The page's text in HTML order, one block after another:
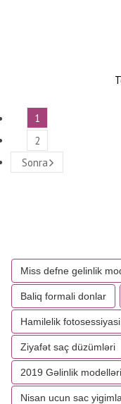
1
2
Sonra
Miss defne gelinlik
Baliq formali donlar
Hamilelik fotosessiyasi
Ziyafət saç düzümləri
2019 Gəlinlik modelləri
Nisan ucun sac